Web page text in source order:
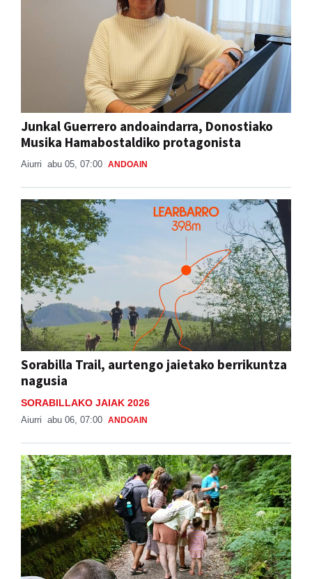
Junkal Guerrero andoaindarra, Donostiako
Musika Hamabostaldiko protagonista
Aiurri abu 05, 07:00 ANDOAIN
Sorabilla Trail, aurtengo jaietako berrikuntza
nagusia
SORABILLAKO JAIAK 2026
Aiurri abu 06, 07:00 ANDOAIN